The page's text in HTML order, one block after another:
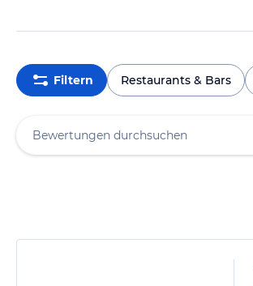
Filtern Restaurants & Bars